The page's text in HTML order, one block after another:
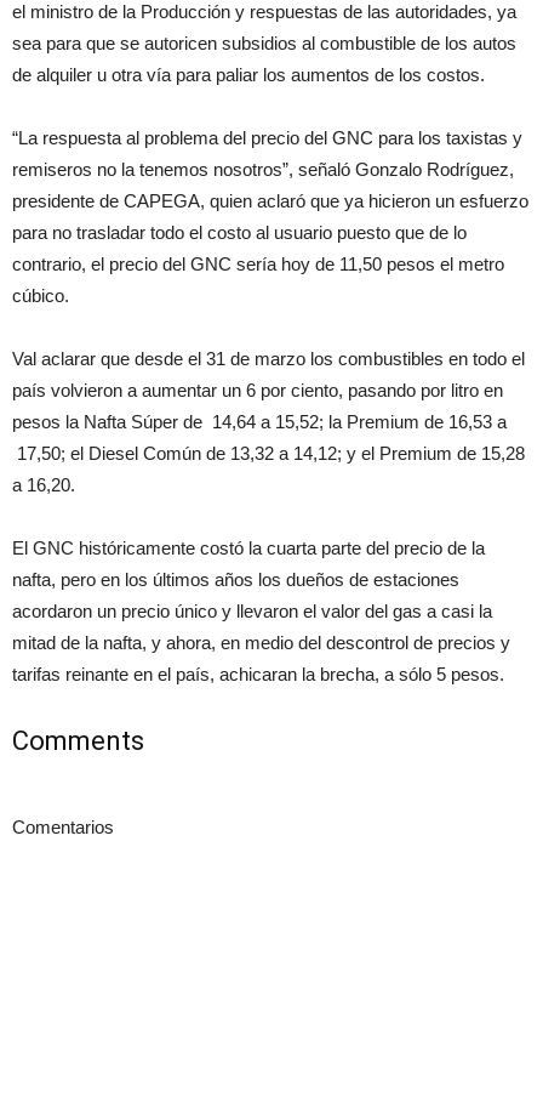
el ministro de la Producción y respuestas de las autoridades, ya
sea para que se autoricen subsidios al combustible de los autos
de alquiler u otra vía para paliar los aumentos de los costos.
“La respuesta al problema del precio del GNC para los taxistas y
remiseros no la tenemos nosotros”, señaló Gonzalo Rodríguez,
presidente de CAPEGA, quien aclaró que ya hicieron un esfuerzo
para no trasladar todo el costo al usuario puesto que de lo
contrario, el precio del GNC sería hoy de 11,50 pesos el metro
cúbico.
Val aclarar que desde el 31 de marzo los combustibles en todo el
país volvieron a aumentar un 6 por ciento, pasando por litro en
pesos la Nafta Súper de 14,64 a 15,52; la Premium de 16,53 a
17,50; el Diesel Común de 13,32 a 14,12; y el Premium de 15,28
a 16,20.
El GNC históricamente costó la cuarta parte del precio de la
nafta, pero en los últimos años los dueños de estaciones
acordaron un precio único y llevaron el valor del gas a casi la
mitad de la nafta, y ahora, en medio del descontrol de precios y
tarifas reinante en el país, achicaran la brecha, a sólo 5 pesos.
Comments
Comentarios